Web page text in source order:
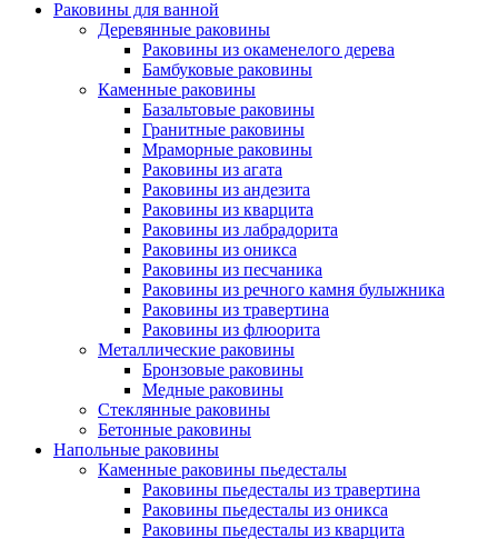
Раковины для ванной
Деревянные раковины
Раковины из окаменелого дерева
Бамбуковые раковины
Каменные раковины
Базальтовые раковины
Гранитные раковины
Мраморные раковины
Раковины из агата
Раковины из андезита
Раковины из кварцита
Раковины из лабрадорита
Раковины из оникса
Раковины из песчаника
Раковины из речного камня булыжника
Раковины из травертина
Раковины из флюорита
Металлические раковины
Бронзовые раковины
Медные раковины
Стеклянные раковины
Бетонные раковины
Напольные раковины
Каменные раковины пьедесталы
Раковины пьедесталы из травертина
Раковины пьедесталы из оникса
Раковины пьедесталы из кварцита